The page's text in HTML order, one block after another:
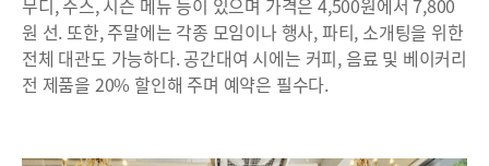
무디, 주스, 시즌 메뉴 등이 있으며 가격은 4,500원에서 7,800
원 선. 또한, 주말에는 각종 모임이나 행사, 파티, 소개팅을 위한
전체 대관도 가능하다. 공간대여 시에는 커피, 음료 및 베이커리
전 제품을 20% 할인해 주며 예약은 필수다.